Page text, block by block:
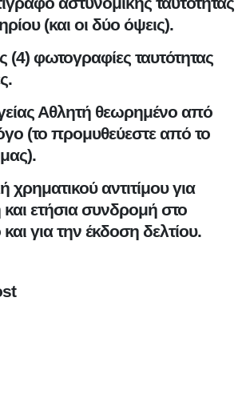
(και οι δύο όψεις).
(4) φωτογραφίες ταυτότητας
Αθλητή θεωρημένο από
(το προμυθεύεστε από το
χρηματικού αντιτίμου για
ετήσια συνδρομή στο
για την έκδοση δελτίου.